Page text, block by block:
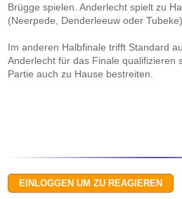
Brügge spielen. Anderlecht spielt zu
(Neerpede, Denderleeuw oder
Im anderen Halbfinale trifft Standard
Anderlecht für das Finale qualifizieren
Partie auch zu Hause bestreiten.